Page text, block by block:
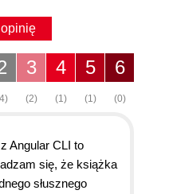
6
(0)
5
(1)
4
(1)
3
(2)
Angular CLI to
się, że książka
słusznego